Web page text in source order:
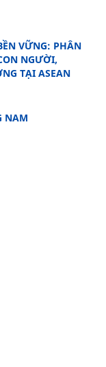
VỮNG: PHÂN
NGƯỜI,
TẠI ASEAN
NAM